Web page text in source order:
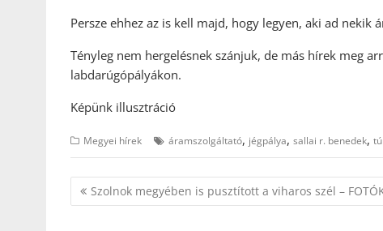
Persze ehhez az is kell majd, hogy legyen, aki ad nekik
Tényleg nem hergelésnek szánjuk, de más hírek meg
labdarúgópályákon.
Képünk illusztráció
Megyei hírek áramszolgáltató, jégpálya, sallai r. benedek,
Bejegyzés
navigáció
Szolnok megyében is pusztított a viharos szél –